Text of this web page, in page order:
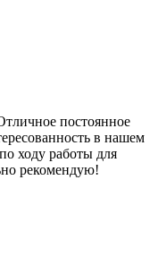
постоянное
в нашем
ходу работы для
рекомендую!